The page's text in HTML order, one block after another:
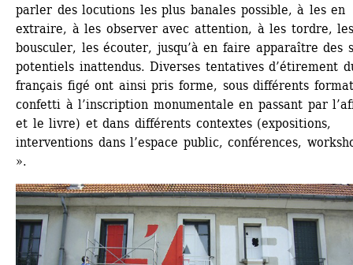
parler des locutions les plus banales possible, à les en
extraire, à les observer avec attention, à les tordre,
bousculer, les écouter, jusqu’à en faire apparaître des
potentiels inattendus. Diverses tentatives d’étirement
français figé ont ainsi pris forme, sous différents
confetti à l’inscription monumentale en passant par
et le livre) et dans différents contextes (expositions,
interventions dans l’espace public, conférences,
».